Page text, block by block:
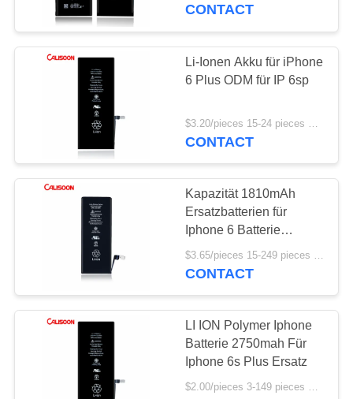
Ersatzbatterien für
Iphone 6
26
Ersatzbatterien für
Iphone 7
18
CONTACT
Li-Ionen Akku für iPhone
6 Plus ODM für IP 6sp
CONTACT
Kapazität 1810mAh
Ersatzbatterien für
Iphone 6 Batterie
Standard
$3.65/pieces 15-249 pieces MOQ:15 Stücke
CONTACT
LI ION Polymer Iphone
Batterie 2750mah Für
Iphone 6s Plus Ersatz
$2.00/pieces 3-149 pieces MOQ:3 Stücke